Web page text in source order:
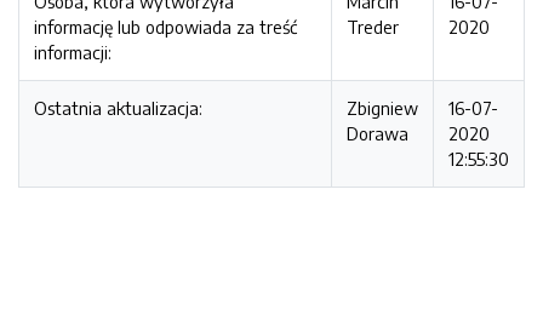
informację lub odpowiada za treść
informacji:
Treder
2020
Ostatnia aktualizacja:
Zbigniew
Dorawa
16-07-
2020
12:55:30